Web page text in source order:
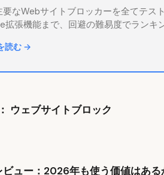
なWebサイトブロッカーを全てテス
拡張機能まで、回避の難易度でランキ
読む →
ウェブサイトブロック
ュー：2026年も使う価値はある